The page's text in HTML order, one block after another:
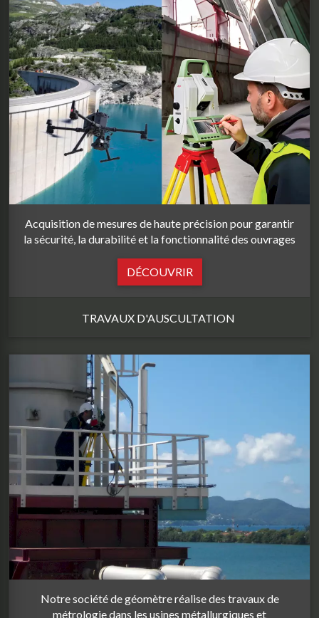
Acquisition de mesures de haute précision pour garantir
la sécurité, la durabilité et la fonctionnalité des ouvrages
DÉCOUVRIR
TRAVAUX D'AUSCULTATION
Notre société de géomètre réalise des travaux de
métrologie dans les usines métallurgiques et